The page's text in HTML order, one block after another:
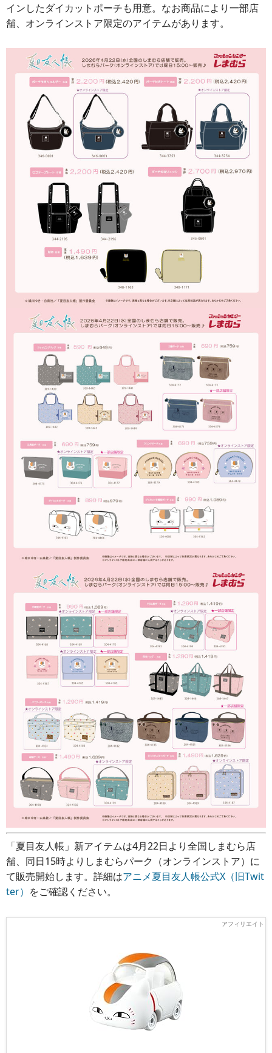
インしたダイカットポーチも用意。なお商品により一部店
舗、オンラインストア限定のアイテムがあります。
「夏目友人帳」新アイテムは4月22日より全国しまむら店
舗、同日15時よりしまむらパーク（オンラインストア）に
て販売開始します。詳細はアニメ夏目友人帳公式X（旧Twit
ter） をご確認ください。